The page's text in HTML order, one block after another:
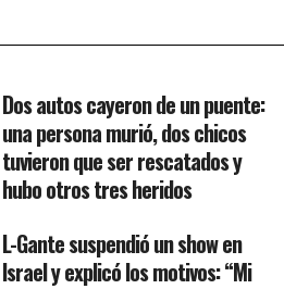
Dos autos cayeron de un puente:
una persona murió, dos chicos
tuvieron que ser rescatados y
hubo otros tres heridos
L-Gante suspendió un show en
Israel y explicó los motivos: “Mi